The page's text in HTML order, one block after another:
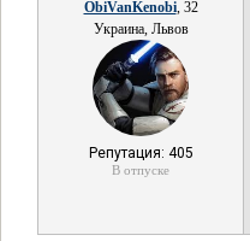
ObiVanKenobi, 32
Украина, Львов
Репутация: 405
В отпуске